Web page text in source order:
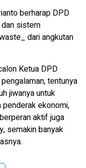
berharap DPD
dan sistem
dari angkutan
Ketua DPD
tentunya
jiwanya untuk
penderak ekonomi,
aktif juga
semakin banyak